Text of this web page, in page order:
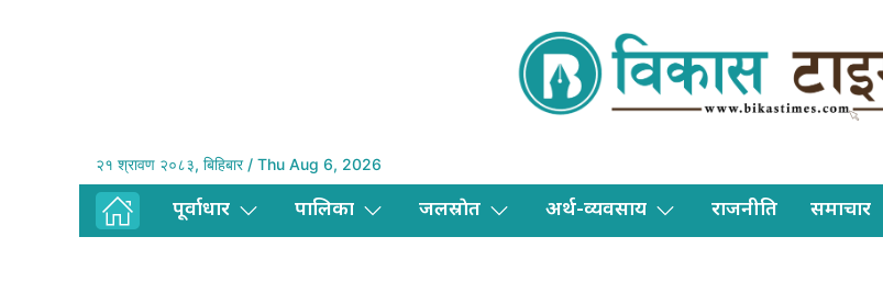
२१ श्रावण २०८३, बिहिबार / Thu Aug 6, 2026
पूर्वाधार पालिका जलस्राेत अर्थ-व्यवसाय राजनीति समाचार